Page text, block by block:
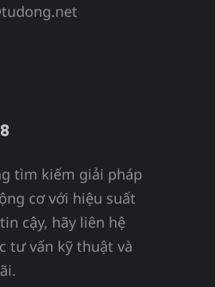
tìm kiếm giải pháp
cơ với hiệu suất
cậy, hãy liên hệ
tư vấn kỹ thuật và